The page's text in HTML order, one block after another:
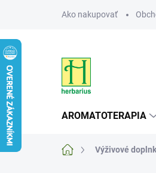
Ako nakupovať
AROMATOTERAPIA
DomovVýživové